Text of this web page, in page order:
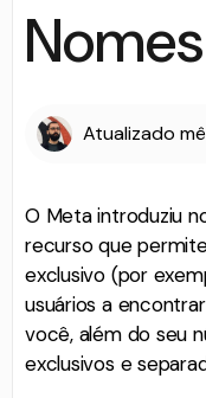
Atualizado
O Meta introduziu
recurso que
exclusivo (por
usuários a
você, além do seu
exclusivos e